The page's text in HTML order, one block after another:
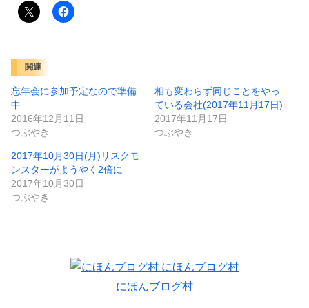
関連
忘年会に参加予定なので準備
中
2016年12月11日
つぶやき
相も変わらず同じことをやっ
ている会社(2017年11月17日)
2017年11月17日
つぶやき
2017年10月30日(月)リスクモ
ンスターがようやく2倍に
2017年10月30日
つぶやき
にほんブログ村